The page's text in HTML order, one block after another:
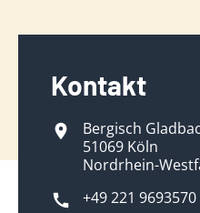
Kontakt
Bergisch
51069 Köln
Nordrhein-
+49 221 9693570